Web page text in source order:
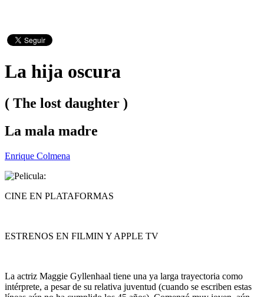
La hija oscura
( The lost daughter )
La mala madre
Enrique Colmena
CINE EN PLATAFORMAS
ESTRENOS EN FILMIN Y APPLE TV
La actriz Maggie Gyllenhaal tiene una ya larga trayectoria como
intérprete, a pesar de su relativa juventud (cuando se escriben estas